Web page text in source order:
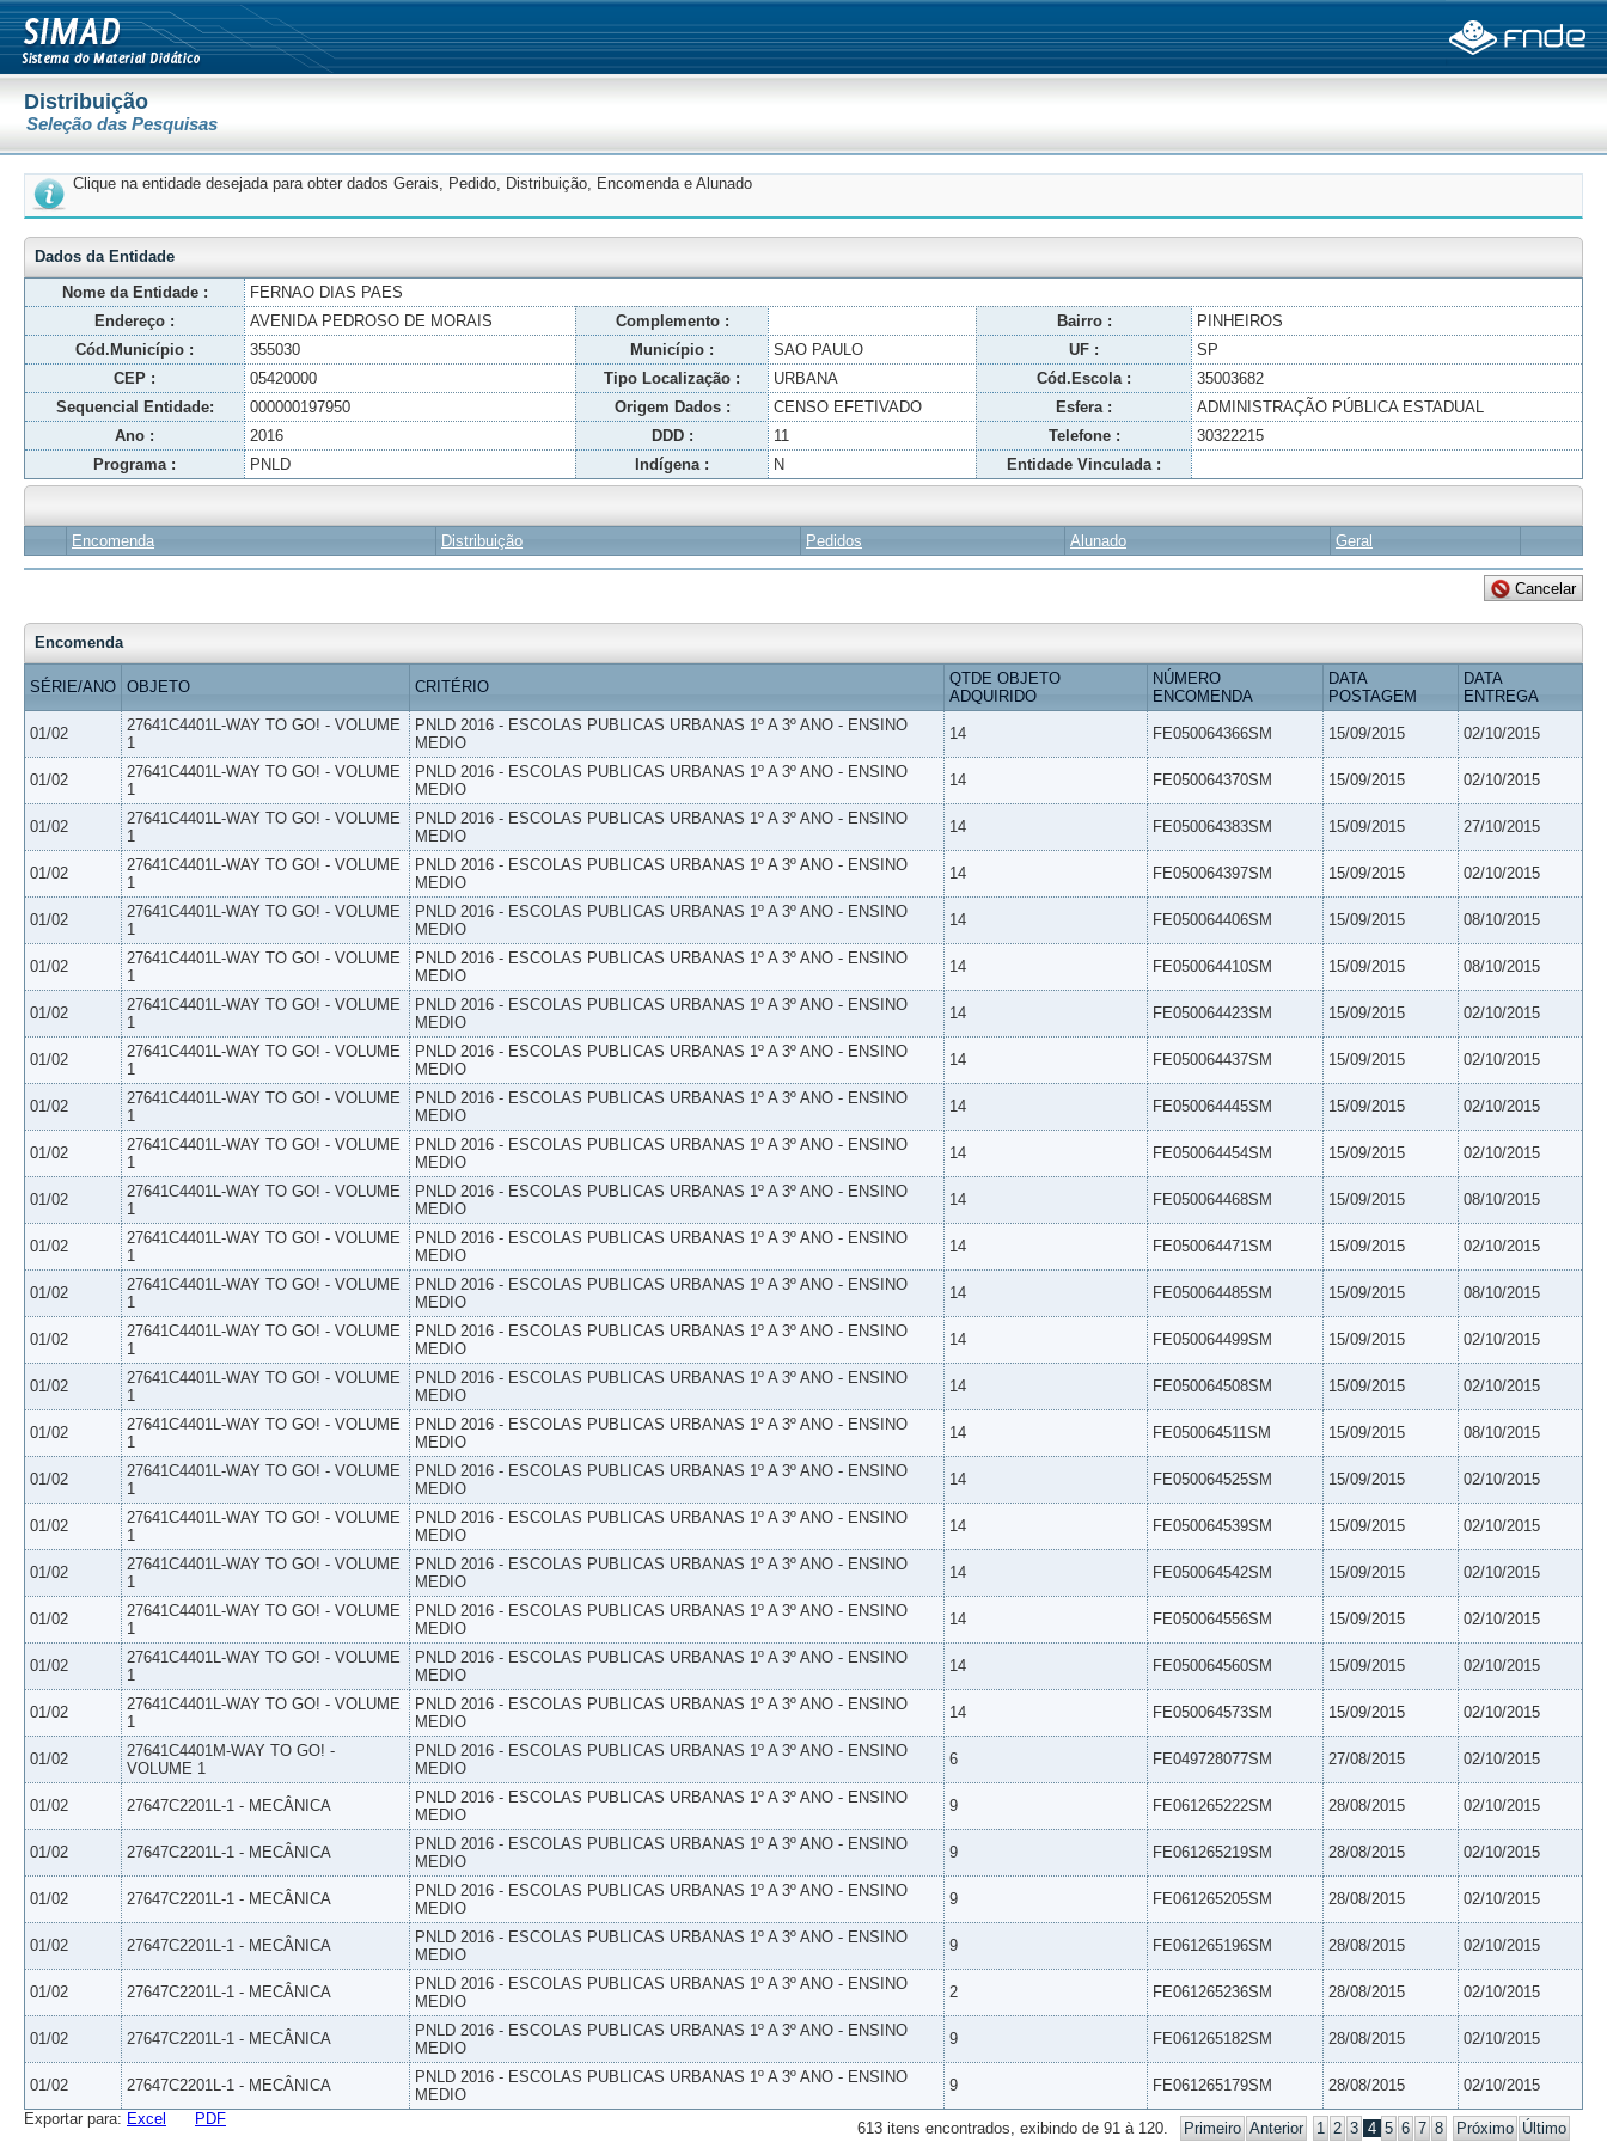
Distribuição
Seleção das Pesquisas
Clique na entidade desejada para obter dados Gerais, Pedido, Distribuição, Encomenda e Alunado
Dados da Entidade
Nome da Entidade :
FERNAO DIAS PAES
Endereço :
AVENIDA PEDROSO DE MORAIS Complemento : Bairro :
PINHEIROS
Cód.Município :
355030 Município : SAO PAULO UF :
SP
CEP :
05420000 Tipo Localização : URBANA Cód.Escola :
35003682
Sequencial Entidade:
000000197950 Origem Dados : CENSO EFETIVADO Esfera :
ADMINISTRAÇÃO PÚBLICA ESTADUAL
Ano :
2016 DDD : 11 Telefone :
30322215
Programa :
PNLD Indígena : N Entidade Vinculada :
Encomenda Distribuição Pedidos Alunado Geral
Encomenda
SÉRIE/ANO OBJETO CRITÉRIO
QTDE OBJETO
ADQUIRIDO
NÚMERO
ENCOMENDA
DATA
POSTAGEM
DATA
ENTREGA
01/02
27641C4401L-WAY TO GO! - VOLUME
1
PNLD 2016 - ESCOLAS PUBLICAS URBANAS 1º A 3º ANO - ENSINO
MEDIO
14 FE050064366SM 15/09/2015 02/10/2015
01/02
27641C4401L-WAY TO GO! - VOLUME
1
PNLD 2016 - ESCOLAS PUBLICAS URBANAS 1º A 3º ANO - ENSINO
MEDIO
14 FE050064370SM 15/09/2015 02/10/2015
01/02
27641C4401L-WAY TO GO! - VOLUME
1
PNLD 2016 - ESCOLAS PUBLICAS URBANAS 1º A 3º ANO - ENSINO
MEDIO
14 FE050064383SM 15/09/2015 27/10/2015
01/02
27641C4401L-WAY TO GO! - VOLUME
1
PNLD 2016 - ESCOLAS PUBLICAS URBANAS 1º A 3º ANO - ENSINO
MEDIO
14 FE050064397SM 15/09/2015 02/10/2015
01/02
27641C4401L-WAY TO GO! - VOLUME
1
PNLD 2016 - ESCOLAS PUBLICAS URBANAS 1º A 3º ANO - ENSINO
MEDIO
14 FE050064406SM 15/09/2015 08/10/2015
01/02
27641C4401L-WAY TO GO! - VOLUME
1
PNLD 2016 - ESCOLAS PUBLICAS URBANAS 1º A 3º ANO - ENSINO
MEDIO
14 FE050064410SM 15/09/2015 08/10/2015
01/02
27641C4401L-WAY TO GO! - VOLUME
1
PNLD 2016 - ESCOLAS PUBLICAS URBANAS 1º A 3º ANO - ENSINO
MEDIO
14 FE050064423SM 15/09/2015 02/10/2015
01/02
27641C4401L-WAY TO GO! - VOLUME
1
PNLD 2016 - ESCOLAS PUBLICAS URBANAS 1º A 3º ANO - ENSINO
MEDIO
14 FE050064437SM 15/09/2015 02/10/2015
01/02
27641C4401L-WAY TO GO! - VOLUME
1
PNLD 2016 - ESCOLAS PUBLICAS URBANAS 1º A 3º ANO - ENSINO
MEDIO
14 FE050064445SM 15/09/2015 02/10/2015
01/02
27641C4401L-WAY TO GO! - VOLUME
1
PNLD 2016 - ESCOLAS PUBLICAS URBANAS 1º A 3º ANO - ENSINO
MEDIO
14 FE050064454SM 15/09/2015 02/10/2015
01/02
27641C4401L-WAY TO GO! - VOLUME
1
PNLD 2016 - ESCOLAS PUBLICAS URBANAS 1º A 3º ANO - ENSINO
MEDIO
14 FE050064468SM 15/09/2015 08/10/2015
01/02
27641C4401L-WAY TO GO! - VOLUME
1
PNLD 2016 - ESCOLAS PUBLICAS URBANAS 1º A 3º ANO - ENSINO
MEDIO
14 FE050064471SM 15/09/2015 02/10/2015
01/02
27641C4401L-WAY TO GO! - VOLUME
1
PNLD 2016 - ESCOLAS PUBLICAS URBANAS 1º A 3º ANO - ENSINO
MEDIO
14 FE050064485SM 15/09/2015 08/10/2015
01/02
27641C4401L-WAY TO GO! - VOLUME
1
PNLD 2016 - ESCOLAS PUBLICAS URBANAS 1º A 3º ANO - ENSINO
MEDIO
14 FE050064499SM 15/09/2015 02/10/2015
01/02
27641C4401L-WAY TO GO! - VOLUME
1
PNLD 2016 - ESCOLAS PUBLICAS URBANAS 1º A 3º ANO - ENSINO
MEDIO
14 FE050064508SM 15/09/2015 02/10/2015
01/02
27641C4401L-WAY TO GO! - VOLUME
1
PNLD 2016 - ESCOLAS PUBLICAS URBANAS 1º A 3º ANO - ENSINO
MEDIO
14 FE050064511SM 15/09/2015 08/10/2015
01/02
27641C4401L-WAY TO GO! - VOLUME
1
PNLD 2016 - ESCOLAS PUBLICAS URBANAS 1º A 3º ANO - ENSINO
MEDIO
14 FE050064525SM 15/09/2015 02/10/2015
01/02
27641C4401L-WAY TO GO! - VOLUME
1
PNLD 2016 - ESCOLAS PUBLICAS URBANAS 1º A 3º ANO - ENSINO
MEDIO
14 FE050064539SM 15/09/2015 02/10/2015
01/02
27641C4401L-WAY TO GO! - VOLUME
1
PNLD 2016 - ESCOLAS PUBLICAS URBANAS 1º A 3º ANO - ENSINO
MEDIO
14 FE050064542SM 15/09/2015 02/10/2015
01/02
27641C4401L-WAY TO GO! - VOLUME
1
PNLD 2016 - ESCOLAS PUBLICAS URBANAS 1º A 3º ANO - ENSINO
MEDIO
14 FE050064556SM 15/09/2015 02/10/2015
01/02
27641C4401L-WAY TO GO! - VOLUME
1
PNLD 2016 - ESCOLAS PUBLICAS URBANAS 1º A 3º ANO - ENSINO
MEDIO
14 FE050064560SM 15/09/2015 02/10/2015
01/02
27641C4401L-WAY TO GO! - VOLUME
1
PNLD 2016 - ESCOLAS PUBLICAS URBANAS 1º A 3º ANO - ENSINO
MEDIO
14 FE050064573SM 15/09/2015 02/10/2015
01/02
27641C4401M-WAY TO GO! -
VOLUME 1
PNLD 2016 - ESCOLAS PUBLICAS URBANAS 1º A 3º ANO - ENSINO
MEDIO
6 FE049728077SM 27/08/2015 02/10/2015
01/02 27647C2201L-1 - MECÂNICA
PNLD 2016 - ESCOLAS PUBLICAS URBANAS 1º A 3º ANO - ENSINO
MEDIO
9 FE061265222SM 28/08/2015 02/10/2015
01/02 27647C2201L-1 - MECÂNICA
PNLD 2016 - ESCOLAS PUBLICAS URBANAS 1º A 3º ANO - ENSINO
MEDIO
9 FE061265219SM 28/08/2015 02/10/2015
01/02 27647C2201L-1 - MECÂNICA
PNLD 2016 - ESCOLAS PUBLICAS URBANAS 1º A 3º ANO - ENSINO
MEDIO
9 FE061265205SM 28/08/2015 02/10/2015
01/02 27647C2201L-1 - MECÂNICA
PNLD 2016 - ESCOLAS PUBLICAS URBANAS 1º A 3º ANO - ENSINO
MEDIO
9 FE061265196SM 28/08/2015 02/10/2015
01/02 27647C2201L-1 - MECÂNICA
PNLD 2016 - ESCOLAS PUBLICAS URBANAS 1º A 3º ANO - ENSINO
MEDIO
2 FE061265236SM 28/08/2015 02/10/2015
01/02 27647C2201L-1 - MECÂNICA
PNLD 2016 - ESCOLAS PUBLICAS URBANAS 1º A 3º ANO - ENSINO
MEDIO
9 FE061265182SM 28/08/2015 02/10/2015
01/02 27647C2201L-1 - MECÂNICA
PNLD 2016 - ESCOLAS PUBLICAS URBANAS 1º A 3º ANO - ENSINO
MEDIO
9 FE061265179SM 28/08/2015 02/10/2015
613 itens encontrados, exibindo de 91 à 120. Primeiro Anterior 1 2 3 4 5 6 7 8 Próximo Último
Exportar para: Excel PDF